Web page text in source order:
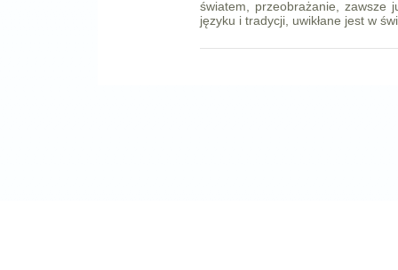
światem, przeobrażanie, zawsze
języku i tradycji, uwikłane jest w